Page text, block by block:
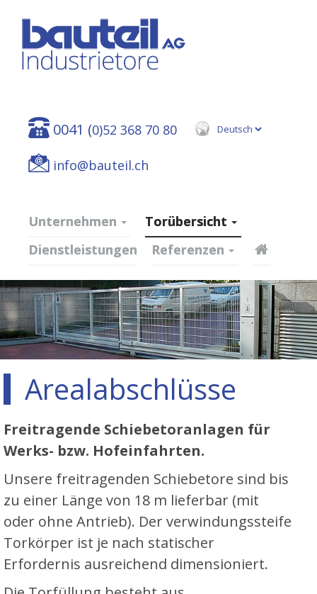
0041 (0)52 368 70 80
info@bauteil.ch
Unternehmen
Torübersicht
Dienstleistungen
Referenzen
Arealabschlüsse
Freitragende Schiebetoranlagen für
Werks- bzw. Hofeinfahrten.
Unsere freitragenden Schiebetore sind bis
zu einer Länge von 18 m lieferbar (mit
oder ohne Antrieb). Der verwindungssteife
Torkörper ist je nach statischer
Erfordernis ausreichend dimensioniert.